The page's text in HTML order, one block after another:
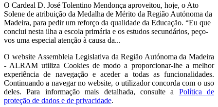
O Cardeal D. José Tolentino Mendonça aproveitou, hoje, o Ato
Solene de atribuição da Medalha de Mérito da Região Autónoma da
Madeira, para pedir um reforço da qualidade da Educação. “Eu que
conclui nesta ilha a escola primária e os estudos secundários, peço-
vos uma especial atenção à causa da...
O website Assembleia Legislativa da Região Autónoma da Madeira
- ALRAM utiliza Cookies de modo a proporcionar-lhe a melhor
experiência de navegação e aceder a todas as funcionalidades.
Continuando a navegar no website, o utilizador concorda com o uso
deles. Para informação mais detalhada, consulte a
Política de
proteção de dados e de privacidade.